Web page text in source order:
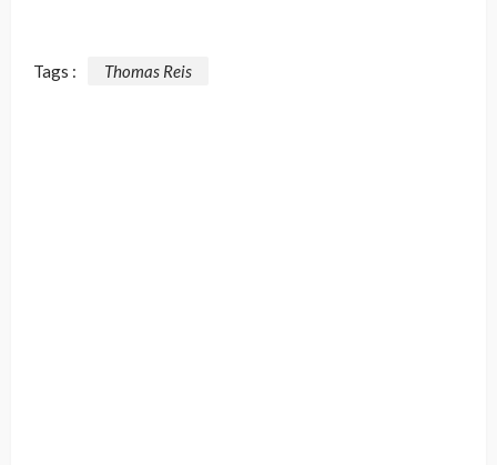
Tags : Thomas Reis